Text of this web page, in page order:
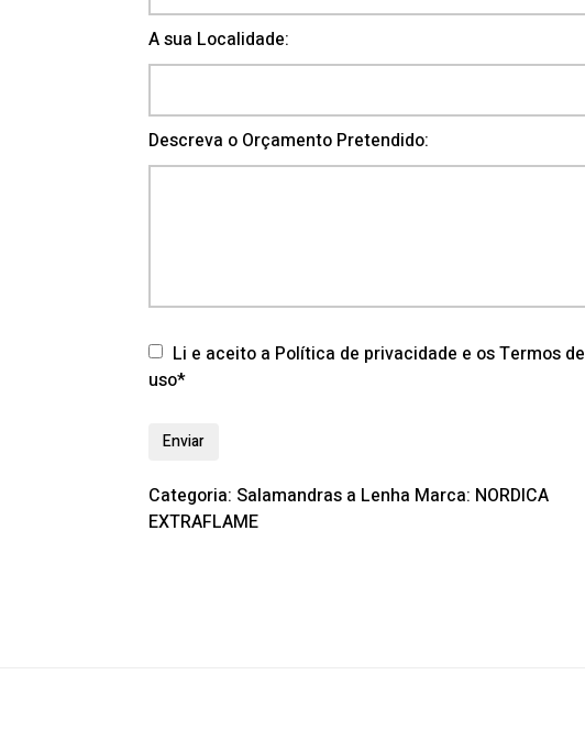
A sua Localidade:
Descreva o Orçamento Pretendido:
Li e aceito a Política de privacidade e os Termos de
uso*
Categoria: Salamandras a Lenha Marca: NORDICA
EXTRAFLAME